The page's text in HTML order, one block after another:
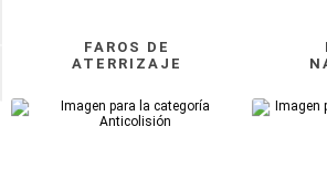
FAROS DE
ATERRIZAJE
Disponible